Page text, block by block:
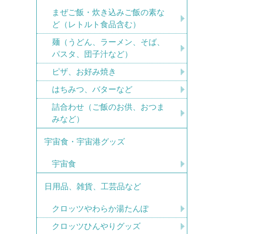
まぜご飯・炊き込みご飯の素な
ど（レトルト食品含む）
麺（うどん、ラーメン、そば、
パスタ、団子汁など）
ピザ、お好み焼き
はちみつ、バターなど
詰合わせ（ご飯のお供、おつま
みなど）
宇宙食・宇宙港グッズ
宇宙食
日用品、雑貨、工芸品など
クロッツやわらか湯たんぽ
クロッツひんやりグッズ